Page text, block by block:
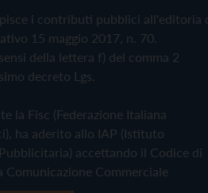
i contributi pubblici all'editoria
15 maggio 2017, n. 70.
della lettera f) del comma 2
decreto Lgs.
la Fisc (Federazione Italiana
ha aderito allo IAP (Istituto
accettando il Codice di
Commerciale